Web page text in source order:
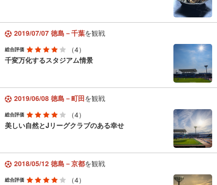
2019/07/07 徳島－千葉を観戦
総合評価
（4）
千変万化するスタジアム情景
2019/06/08 徳島－町田を観戦
総合評価
（4）
美しい自然とJリーグクラブのある幸せ
2018/05/12 徳島－京都を観戦
総合評価
（4）